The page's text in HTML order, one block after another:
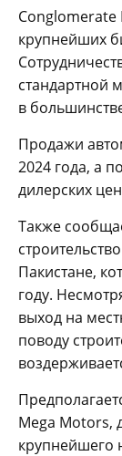
Conglomerate
крупнейших
стандартной
в
Продажи
2024 года, а
дилерских
Также
Пакистане,
году.
выход на
поводу
Mega Motors,
крупнейшего